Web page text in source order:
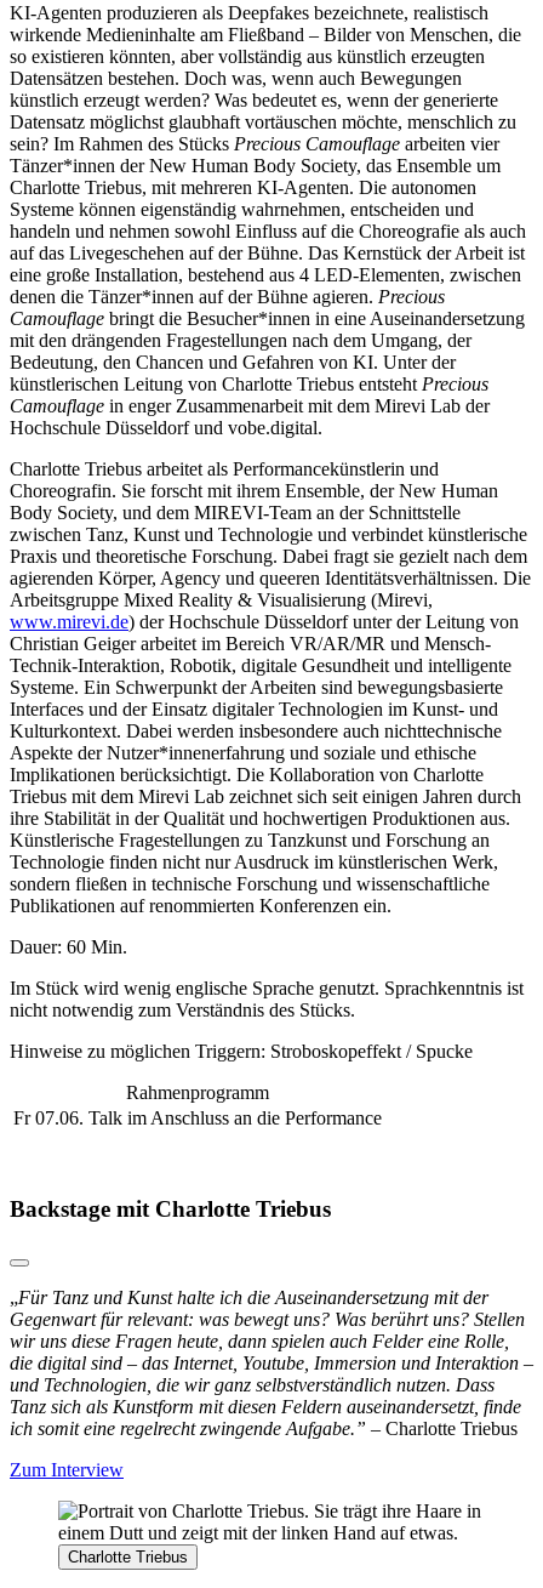
KI-Agenten produzieren als Deepfakes bezeichnete, realistisch
wirkende Medieninhalte am Fließband – Bilder von Menschen, die
so existieren könnten, aber vollständig aus künstlich erzeugten
Datensätzen bestehen. Doch was, wenn auch Bewegungen
künstlich erzeugt werden? Was bedeutet es, wenn der generierte
Datensatz möglichst glaubhaft vortäuschen möchte, menschlich zu
sein? Im Rahmen des Stücks Precious Camouflage arbeiten vier
Tänzer*innen der New Human Body Society, das Ensemble um
Charlotte Triebus, mit mehreren KI-Agenten. Die autonomen
Systeme können eigenständig wahrnehmen, entscheiden und
handeln und nehmen sowohl Einfluss auf die Choreografie als auch
auf das Livegeschehen auf der Bühne. Das Kernstück der Arbeit ist
eine große Installation, bestehend aus 4 LED-Elementen, zwischen
denen die Tänzer*innen auf der Bühne agieren. Precious
Camouflage bringt die Besucher*innen in eine Auseinandersetzung
mit den drängenden Fragestellungen nach dem Umgang, der
Bedeutung, den Chancen und Gefahren von KI. Unter der
künstlerischen Leitung von Charlotte Triebus entsteht Precious
Camouflage in enger Zusammenarbeit mit dem Mirevi Lab der
Hochschule Düsseldorf und vobe.digital.
Charlotte Triebus arbeitet als Performancekünstlerin und
Choreografin. Sie forscht mit ihrem Ensemble, der New Human
Body Society, und dem MIREVI-Team an der Schnittstelle
zwischen Tanz, Kunst und Technologie und verbindet künstlerische
Praxis und theoretische Forschung. Dabei fragt sie gezielt nach dem
agierenden Körper, Agency und queeren Identitätsverhältnissen. Die
Arbeitsgruppe Mixed Reality & Visualisierung (Mirevi,
www.mirevi.de) der Hochschule Düsseldorf unter der Leitung von
Christian Geiger arbeitet im Bereich VR/AR/MR und Mensch-
Technik-Interaktion, Robotik, digitale Gesundheit und intelligente
Systeme. Ein Schwerpunkt der Arbeiten sind bewegungsbasierte
Interfaces und der Einsatz digitaler Technologien im Kunst- und
Kulturkontext. Dabei werden insbesondere auch nichttechnische
Aspekte der Nutzer*innenerfahrung und soziale und ethische
Implikationen berücksichtigt. Die Kollaboration von Charlotte
Triebus mit dem Mirevi Lab zeichnet sich seit einigen Jahren durch
ihre Stabilität in der Qualität und hochwertigen Produktionen aus.
Künstlerische Fragestellungen zu Tanzkunst und Forschung an
Technologie finden nicht nur Ausdruck im künstlerischen Werk,
sondern fließen in technische Forschung und wissenschaftliche
Publikationen auf renommierten Konferenzen ein.
Dauer: 60 Min.
Im Stück wird wenig englische Sprache genutzt. Sprachkenntnis ist
nicht notwendig zum Verständnis des Stücks.
Hinweise zu möglichen Triggern: Stroboskopeffekt / Spucke
Rahmenprogramm
Fr 07.06. Talk im Anschluss an die Performance
Backstage mit Charlotte Triebus
„Für Tanz und Kunst halte ich die Auseinandersetzung mit der
Gegenwart für relevant: was bewegt uns? Was berührt uns? Stellen
wir uns diese Fragen heute, dann spielen auch Felder eine Rolle,
die digital sind – das Internet, Youtube, Immersion und Interaktion –
und Technologien, die wir ganz selbstverständlich nutzen. Dass
Tanz sich als Kunstform mit diesen Feldern auseinandersetzt, finde
ich somit eine regelrecht zwingende Aufgabe.” – Charlotte Triebus
Zum Interview
Charlotte Triebus